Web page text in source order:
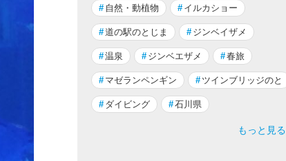
# 自然・動植物 # イルカショー
#道の駅のとじま # ジンベイザメ
#温泉 # ジンベエザメ #春旅
# マゼランペンギン # ツインブリッジのと
# ダイビング #石川県
もっと見る